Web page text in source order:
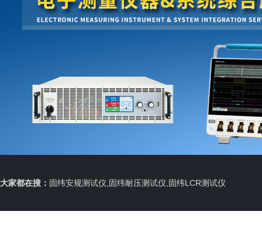
大家都在搜： 固纬安规测试仪,固纬耐压测试仪,固纬LCR测试仪